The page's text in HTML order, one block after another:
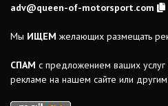
adv@queen-of-motorsport.com
Мы ИЩЕМ желающих размещать
СПАМ с предложением ваших
рекламе на нашем сайте или